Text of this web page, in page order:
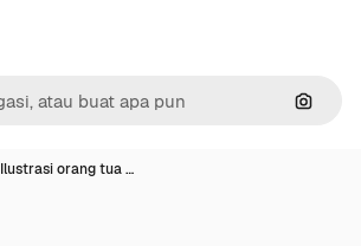
Ilustrasi orang tua …